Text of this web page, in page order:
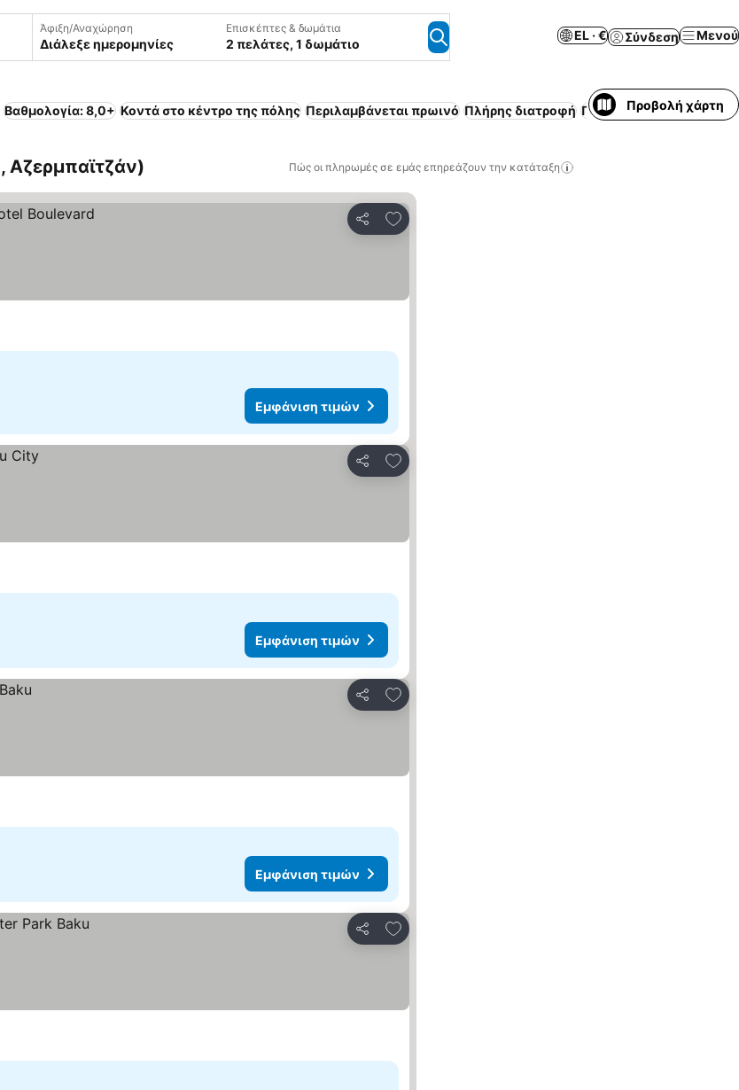
Άφιξη/Αναχώρηση
Διάλεξε ημερομηνίες
Επισκέπτες & δωμάτια
2 πελάτες, 1 δωμάτιο
EL · € Σύνδεση Μενού
Βαθμολογία: 8,0+ Κοντά στο κέντρο της πόλης Περιλαμβάνεται πρωινό Πλήρης διατροφή Πισίνα Παραλία
Προβολή χάρτη
Πώς οι πληρωμές σε εμάς επηρεάζουν την κατάταξη
Κοινοποίηση
Προσθήκη στα αγαπημένα
Εμφάνιση τιμών
Κοινοποίηση
Προσθήκη στα αγαπημένα
Εμφάνιση τιμών
Κοινοποίηση
Προσθήκη στα αγαπημένα
Εμφάνιση τιμών
Κοινοποίηση
Προσθήκη στα αγαπημένα